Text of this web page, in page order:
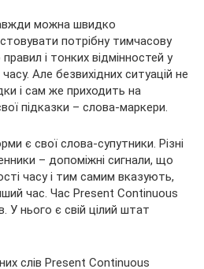
можна швидко
потрібну тимчасову
і тонких відмінностей у
Але безвихідних ситуацій не
і сам же приходить на
підказки – слова-маркери.
є свої слова-супутники. Різні
– допоміжні сигнали, що
часу і тим самим вказують,
час. Час Present Continuous
У нього є свій цілий штат
слів Present Continuous